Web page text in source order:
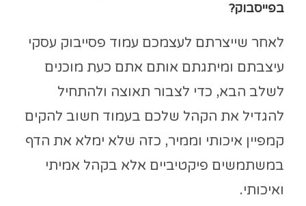
בפייסבוק?
לאחר שייצרתם לעצמכם עמוד פסייבוק עסקי
עיצבתם ומיתגתם אותם אתם כעת מוכנים
לשלב הבא, כדי לצבור תאוצה ולהתחיל
להגדיל את הקהל שלכם בעמוד חשוב להקים
קמפיין איכותי וממיר, כזה שלא ימלא את הדף
במשתמשים פיקטיביים אלא בקהל אמיתי
ואיכותי.